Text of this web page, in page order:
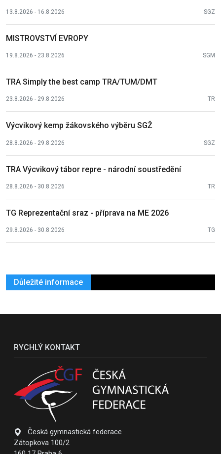
13.8.2026 - 16.8.2026 SGZ
MISTROVSTVÍ EVROPY
19.8.2026 - 23.8.2026 SGM
TRA Simply the best camp TRA/TUM/DMT
23.8.2026 - 29.8.2026 TR
Výcvikový kemp žákovského výběru SGŽ
28.8.2026 - 29.8.2026 SGZ
TRA Výcvikový tábor repre - národní soustředění
28.8.2026 - 30.8.2026 TR
TG Reprezentační sraz - příprava na ME 2026
29.8.2026 - 30.8.2026 TG
Důležité informace
RYCHLÝ KONTAKT
Česká gymnastická federace
Zátopkova 100/2